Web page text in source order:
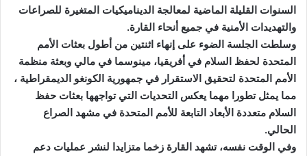
السنوات القليلة الماضية لمعالجة الديناميكيات المتغيرة للصراعات
والتهديدات الأمنية في جميع أنحاء القارة.
وسلطت الجلسة الضوء على إنهاء اثنتين من أطول بعثات الأمم
المتحدة لحفظ السلام في أفريقيا، مينوسما في مالي وبعثة منظمة
الأمم المتحدة لتحقيق الاستقرار في جمهورية الكونغو الديمقراطية ،
مما يمثل تطورا مهما يعكس التحديات التي تواجهها بعثات حفظ
السلام متعددة الأبعاد التابعة للأمم المتحدة في مشهد الصراع
الحالي.
وفي الوقت نفسه، تشهد القارة زخما متزايدا لنشر عمليات دعم